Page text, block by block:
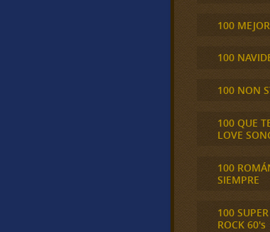
100
100
100 NON
100 QUE
LOVE
100
SIEMPRE
100
ROCK 60's